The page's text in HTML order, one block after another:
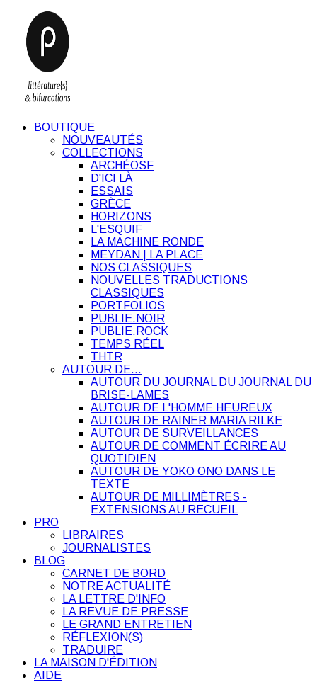
BOUTIQUE
NOUVEAUTÉS
COLLECTIONS
ARCHÉOSF
D'ICI LÀ
ESSAIS
GRÈCE
HORIZONS
L'ESQUIF
LA MACHINE RONDE
MEYDAN | LA PLACE
NOS CLASSIQUES
NOUVELLES TRADUCTIONS
CLASSIQUES
PORTFOLIOS
PUBLIE.NOIR
PUBLIE.ROCK
TEMPS RÉEL
THTR
AUTOUR DE…
AUTOUR DU JOURNAL DU JOURNAL DU
BRISE-LAMES
AUTOUR DE L'HOMME HEUREUX
AUTOUR DE RAINER MARIA RILKE
AUTOUR DE SURVEILLANCES
AUTOUR DE COMMENT ÉCRIRE AU
QUOTIDIEN
AUTOUR DE YOKO ONO DANS LE
TEXTE
AUTOUR DE MILLIMÈTRES -
EXTENSIONS AU RECUEIL
PRO
LIBRAIRES
JOURNALISTES
BLOG
CARNET DE BORD
NOTRE ACTUALITÉ
LA LETTRE D'INFO
LA REVUE DE PRESSE
LE GRAND ENTRETIEN
RÉFLEXION(S)
TRADUIRE
LA MAISON D'ÉDITION
AIDE